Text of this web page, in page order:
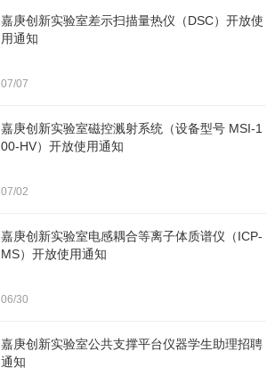
嘉庚创新实验室差示扫描量热仪（DSC）开放使
用通知
07/07
嘉庚创新实验室磁控溅射系统（设备型号 MSI-1
00-HV）开放使用通知
07/02
嘉庚创新实验室电感耦合等离子体质谱仪（ICP-
MS）开放使用通知
06/30
嘉庚创新实验室公共支撑平台仪器学生助理招聘
通知